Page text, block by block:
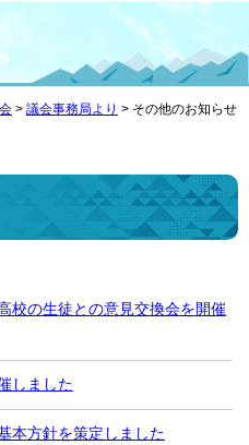
> 議会事務局より > その他のお知らせ
校の生徒との意見交換会を開催
しました
本方針を策定しました